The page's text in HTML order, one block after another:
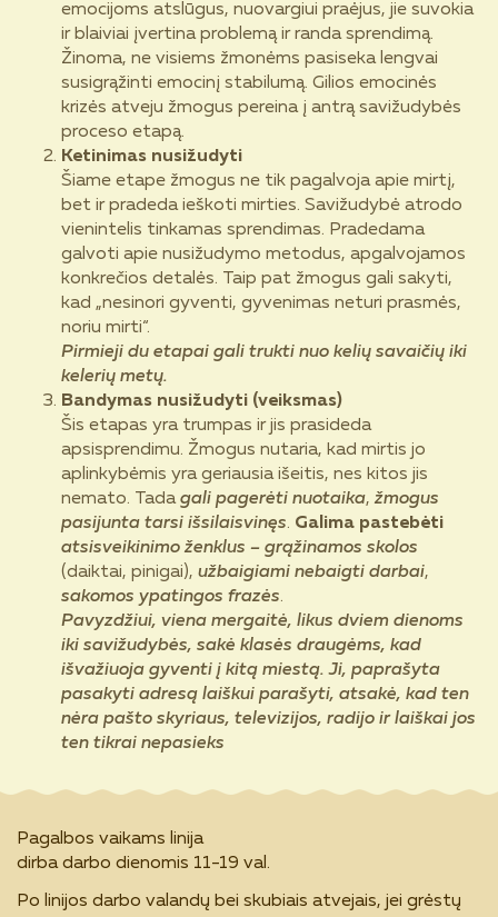
emocijoms atslūgus, nuovargiui praėjus, jie suvokia
ir blaiviai įvertina problemą ir randa sprendimą.
Žinoma, ne visiems žmonėms pasiseka lengvai
susigrąžinti emocinį stabilumą. Gilios emocinės
krizės atveju žmogus pereina į antrą savižudybės
proceso etapą.
Ketinimas nusižudyti
Šiame etape žmogus ne tik pagalvoja apie mirtį,
bet ir pradeda ieškoti mirties. Savižudybė atrodo
vienintelis tinkamas sprendimas. Pradedama
galvoti apie nusižudymo metodus, apgalvojamos
konkrečios detalės. Taip pat žmogus gali sakyti,
kad „nesinori gyventi, gyvenimas neturi prasmės,
noriu mirti“.
Pirmieji du etapai gali trukti nuo kelių savaičių iki
kelerių metų.
Bandymas nusižudyti (veiksmas)
Šis etapas yra trumpas ir jis prasideda
apsisprendimu. Žmogus nutaria, kad mirtis jo
aplinkybėmis yra geriausia išeitis, nes kitos jis
nemato. Tadagali pagerėti nuotaika, žmogus
pasijunta tarsi išsilaisvinęs. Galima pastebėti
atsisveikinimo ženklus – grąžinamos skolos
(daiktai, pinigai), užbaigiami nebaigti darbai,
sakomos ypatingos frazės.
Pavyzdžiui, viena mergaitė, likus dviem dienoms
iki savižudybės, sakė klasės draugėms, kad
išvažiuoja gyventi į kitą miestą. Ji, paprašyta
pasakyti adresą laiškui parašyti, atsakė, kad ten
nėra pašto skyriaus, televizijos, radijo ir laiškai jos
ten tikrai nepasieks
Pagalbos vaikams linija
dirba darbo dienomis 11-19 val.
Po linijos darbo valandų bei skubiais atvejais, jei grėstų